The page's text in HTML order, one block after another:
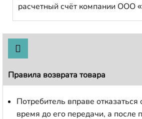
расчетный счёт компании ООО
Правила возврата товара
Потребитель вправе отказаться
время до его передачи, а после